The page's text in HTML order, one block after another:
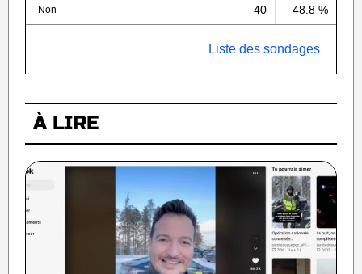
Non 40 48.8 %
Liste des sondages
À LIRE